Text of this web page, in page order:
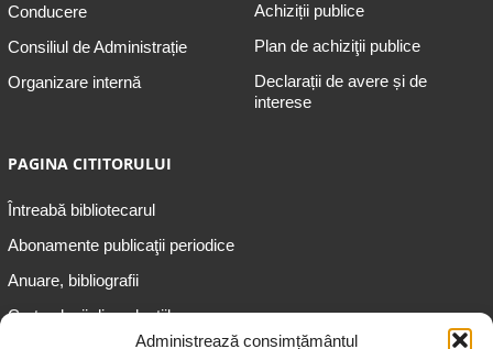
Administrează consimțământul
Conducere
Consiliul de Administrație
Organizare internă
Achiziții publice
Plan de achiziţii publice
Declarații de avere și de
interese
PAGINA CITITORULUI
Întreabă bibliotecarul
Abonamente publicaţii periodice
Anuare, bibliografii
Cartea lunii din colecțiile